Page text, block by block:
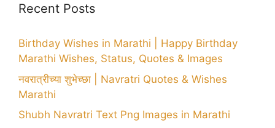
Recent Posts
Birthday Wishes in Marathi | Happy Birthday
Marathi Wishes, Status, Quotes & Images
नवरात्रीच्या शुभेच्छा | Navratri Quotes & Wishes
Marathi
Shubh Navratri Text Png Images in Marathi